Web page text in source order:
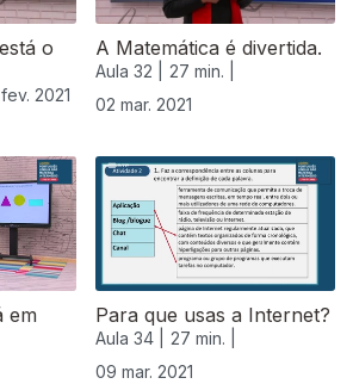
o
2021
A Matemática é divertida.
Aula 32 |
27 min. |
02 mar. 2021
em
Para que usas a Internet?
Aula 34 |
27 min. |
09 mar. 2021